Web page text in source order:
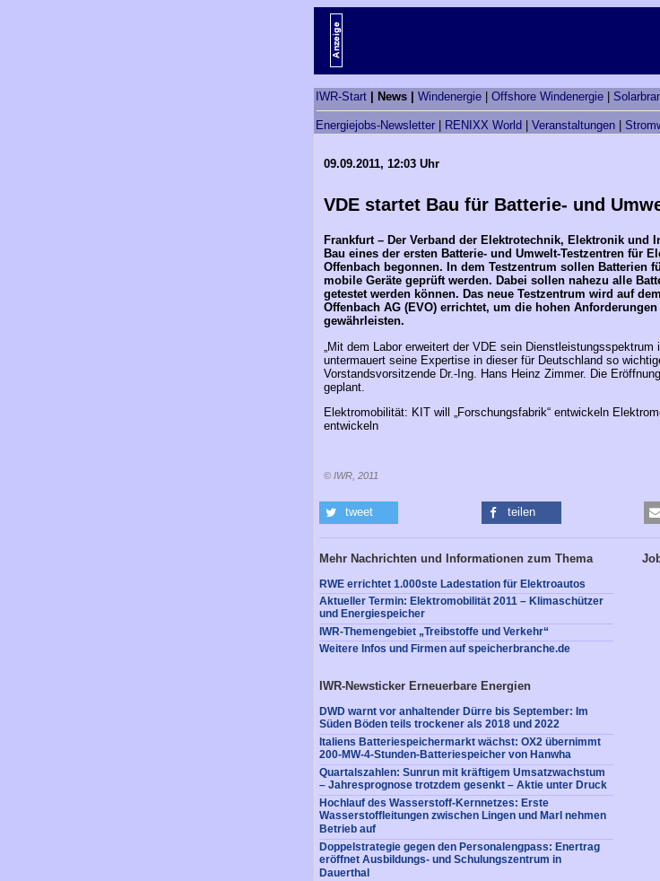
IWR-Start | News | Windenergie Offshore Windenergie
Energiejobs-Newsletter RENIXX World Veranstaltungen
09.09.2011, 12:03 Uhr
VDE startet Bau für Batterie- und
Frankfurt – Der Verband der Elektrotechnik, Elektronik und
Bau eines der ersten Batterie- und Umwelt-Testzentren für
Offenbach begonnen. In dem Testzentrum sollen Batterien
mobile Geräte geprüft werden. Dabei sollen nahezu alle
getestet werden können. Das neue Testzentrum wird auf
Offenbach AG (EVO) errichtet, um die hohen
gewährleisten.
„Mit dem Labor erweitert der VDE sein
untermauert seine Expertise in dieser für Deutschland so
Vorstandsvorsitzende Dr.-Ing. Hans Heinz Zimmer. Die
geplant.
Elektromobilität: KIT will „Forschungsfabrik“ entwickeln
entwickeln
© IWR, 2011
tweet teilen
Mehr Nachrichten und Informationen zum Thema
RWE errichtet 1.000ste Ladestation für Elektroautos
Aktueller Termin: Elektromobilität 2011 – Klimaschützer
und Energiespeicher
IWR-Themengebiet „Treibstoffe und Verkehr“
Weitere Infos und Firmen auf speicherbranche.de
IWR-Newsticker Erneuerbare Energien
DWD warnt vor anhaltender Dürre bis September: Im
Süden Böden teils trockener als 2018 und 2022
Italiens Batteriespeichermarkt wächst: OX2 übernimmt
200-MW-4-Stunden-Batteriespeicher von Hanwha
Quartalszahlen: Sunrun mit kräftigem Umsatzwachstum
– Jahresprognose trotzdem gesenkt – Aktie unter Druck
Hochlauf des Wasserstoff-Kernnetzes: Erste
Wasserstoffleitungen zwischen Lingen und Marl nehmen
Betrieb auf
Doppelstrategie gegen den Personalengpass: Enertrag
eröffnet Ausbildungs- und Schulungszentrum in
Dauerthal